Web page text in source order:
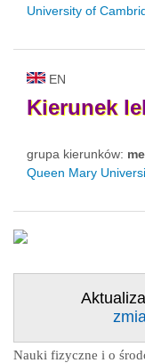
University of
EN
Kierunek
grupa kierunków:
Queen Mary
Nauki fizyczne i o